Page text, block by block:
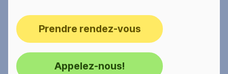
Prendre rendez-vous
Appelez-nous!